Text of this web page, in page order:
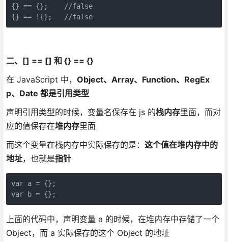
{} == {};    //false
{} == !{};   //false
二、[] == [] 和 {} == {}
在 JavaScript 中， Object、Array、Function、RegEx
p、Date 都是引用类型
声明引用类型的时候，变量名保存在 js 的栈内存里面，而对
应的值保存在堆内存里面
而这个变量在栈内存中实际保存的是： 这个值在堆内存中的
地址，也就是指针
var a = {};
var b = {};
上面的代码中，声明变量 a 的时候，在堆内存中存储了一个
Object，而 a 实际保存的这个 Object 的地址